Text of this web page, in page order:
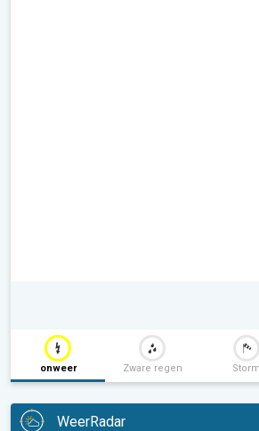
onweer Zware regen Storm
WeerRadar